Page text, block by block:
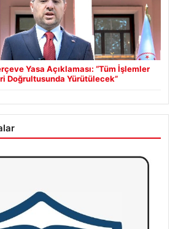
Yasa Açıklaması: “Tüm İşlemler
Doğrultusunda Yürütülecek”